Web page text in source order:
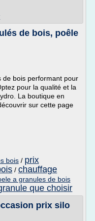
de bois, poêle
de bois performant pour
pour la qualité et la
La boutique en
sur cette page
bois / prix
/ chauffage
a granules de bois
que choisir
prix silo